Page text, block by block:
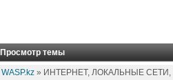
Просмотр темы
WASP.kz » ИНТЕРНЕТ, ЛОКАЛЬНЫЕ